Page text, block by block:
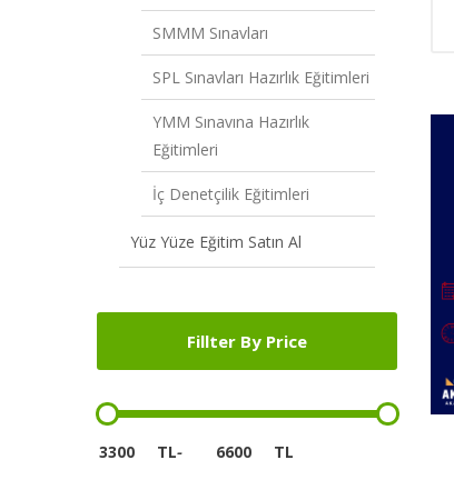
Fillter By Price
TL- TL
SMMM Sınavları
SPL Sınavları Hazırlık Eğitimleri
YMM Sınavına Hazırlık
Eğitimleri
İç Denetçilik Eğitimleri
Yüz Yüze Eğitim Satın Al